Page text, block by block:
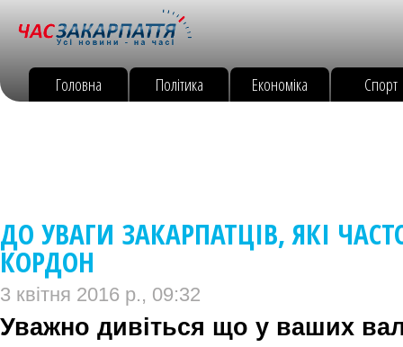
Головна Політика Економіка Спорт
ДО УВАГИ ЗАКАРПАТЦІВ, ЯКІ
КОРДОН
3 квітня 2016 р., 09:32
Уважно дивіться що у ваших